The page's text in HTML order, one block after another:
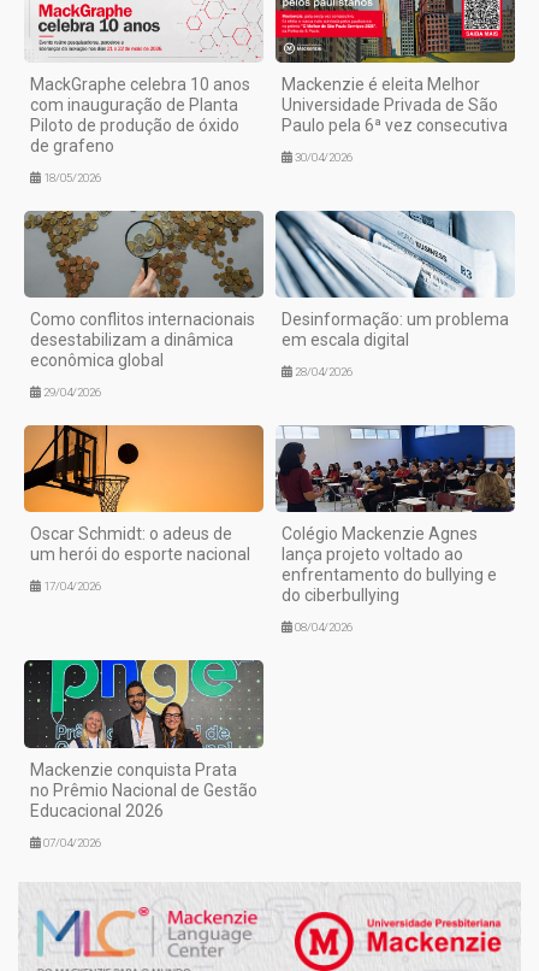
MackGraphe celebra 10 anos
com inauguração de Planta
Piloto de produção de óxido
de grafeno
18/05/2026
Mackenzie é eleita Melhor
Universidade Privada de São
Paulo pela 6ª vez consecutiva
30/04/2026
Como conflitos internacionais
desestabilizam a dinâmica
econômica global
29/04/2026
Desinformação: um problema
em escala digital
28/04/2026
Oscar Schmidt: o adeus de
um herói do esporte nacional
17/04/2026
Colégio Mackenzie Agnes
lança projeto voltado ao
enfrentamento do bullying e
do ciberbullying
08/04/2026
Mackenzie conquista Prata
no Prêmio Nacional de Gestão
Educacional 2026
07/04/2026